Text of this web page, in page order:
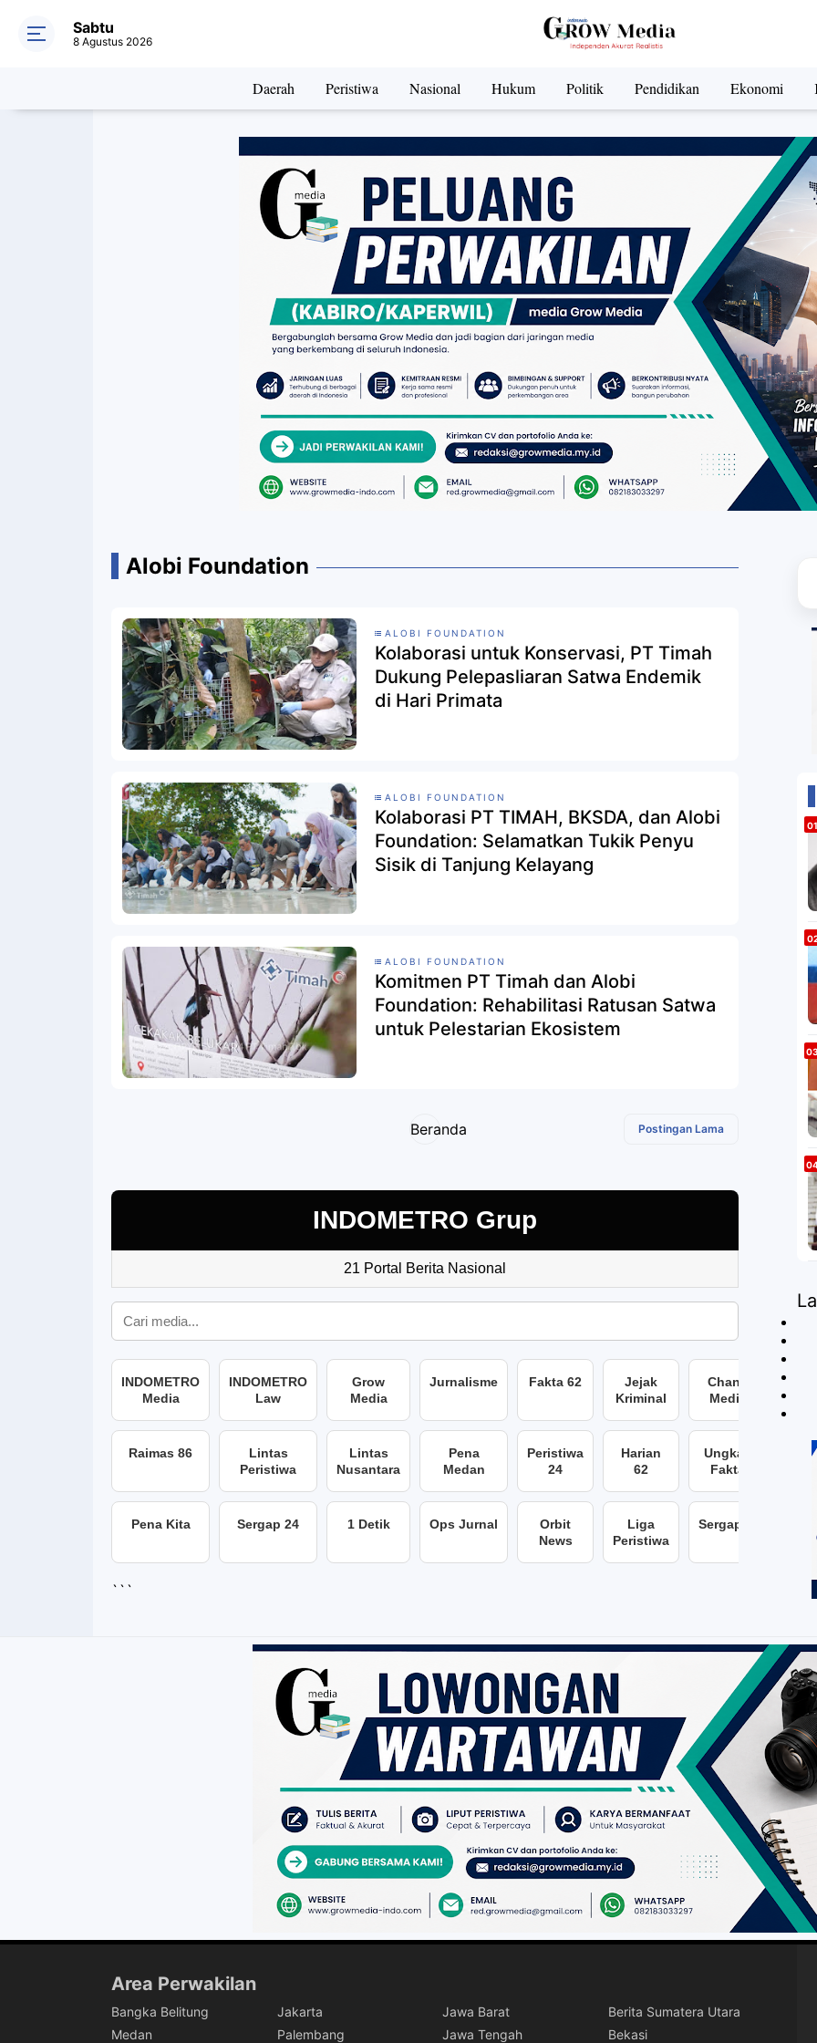
Sabtu
8 Agustus 2026
Daerah Peristiwa Nasional Hukum Politik Pendidikan Ekonomi
Alobi Foundation
ALOBI FOUNDATION
Kolaborasi untuk Konservasi, PT Timah
Dukung Pelepasliaran Satwa Endemik
di Hari Primata
ALOBI FOUNDATION
Kolaborasi PT TIMAH, BKSDA, dan Alobi
Foundation: Selamatkan Tukik Penyu
Sisik di Tanjung Kelayang
ALOBI FOUNDATION
Komitmen PT Timah dan Alobi
Foundation: Rehabilitasi Ratusan Satwa
untuk Pelestarian Ekosistem
Postingan Lama
Beranda
INDOMETRO Grup
21 Portal Berita Nasional
INDOMETRO
Media
INDOMETRO
Law
Grow
Media
Jurnalisme Fakta 62
Jejak
Kriminal
Chans
Media
Raimas 86
Lintas
Peristiwa
Lintas
Nusantara
Pena
Medan
Peristiwa
24
Harian
62
Ungkap
Fakta
Pena Kita Sergap 24 1 Detik Ops Jurnal
Orbit
News
Liga
Peristiwa
Sergap86
```
Area Perwakilan
Bangka Belitung Jakarta Jawa Barat
Berita Sumatera Utara
Medan
Palembang Jawa Tengah Bekasi